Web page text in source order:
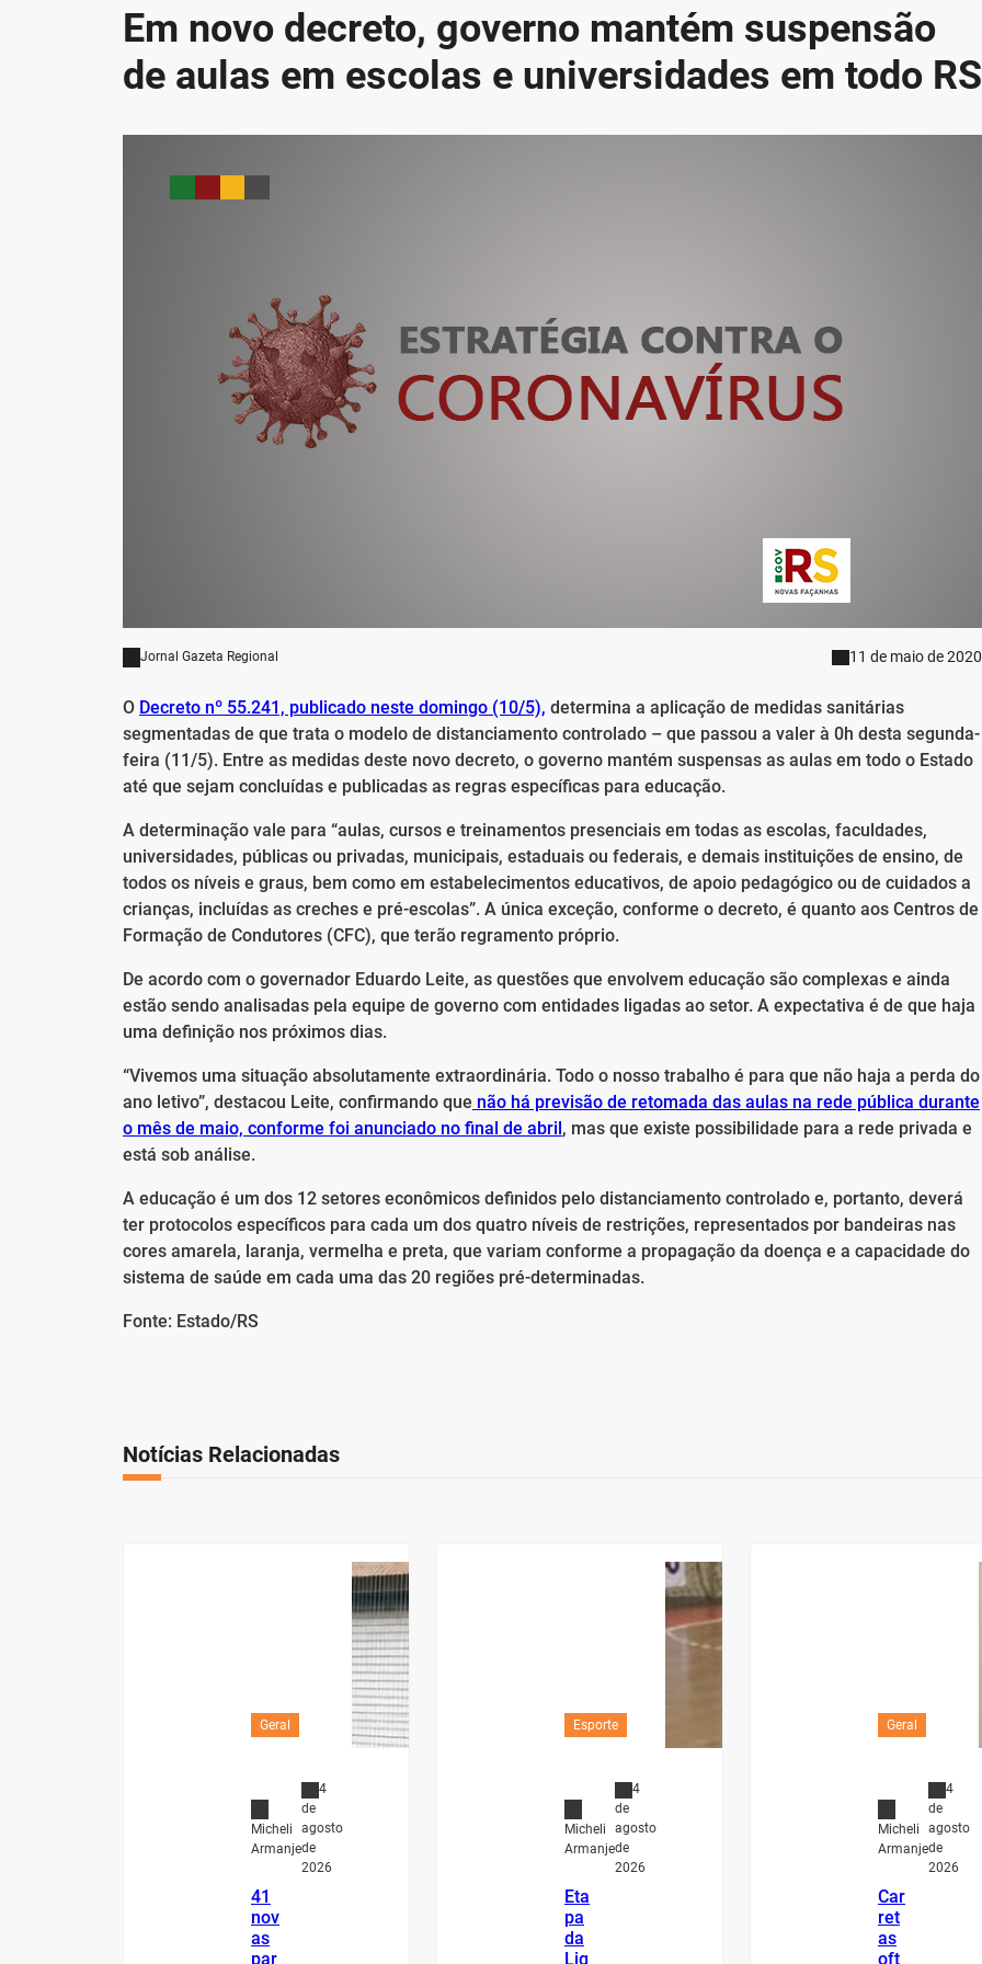
Em novo decreto, governo mantém suspensão
de aulas em escolas e universidades em todo RS
Jornal Gazeta Regional 11 de maio de 2020
O Decreto nº 55.241, publicado neste domingo (10/5), determina a aplicação de medidas sanitárias
segmentadas de que trata o modelo de distanciamento controlado – que passou a valer à 0h desta segunda-
feira (11/5). Entre as medidas deste novo decreto, o governo mantém suspensas as aulas em todo o Estado
até que sejam concluídas e publicadas as regras específicas para educação.
A determinação vale para “aulas, cursos e treinamentos presenciais em todas as escolas, faculdades,
universidades, públicas ou privadas, municipais, estaduais ou federais, e demais instituições de ensino, de
todos os níveis e graus, bem como em estabelecimentos educativos, de apoio pedagógico ou de cuidados a
crianças, incluídas as creches e pré-escolas”. A única exceção, conforme o decreto, é quanto aos Centros de
Formação de Condutores (CFC), que terão regramento próprio.
De acordo com o governador Eduardo Leite, as questões que envolvem educação são complexas e ainda
estão sendo analisadas pela equipe de governo com entidades ligadas ao setor. A expectativa é de que haja
uma definição nos próximos dias.
“Vivemos uma situação absolutamente extraordinária. Todo o nosso trabalho é para que não haja a perda do
ano letivo”, destacou Leite, confirmando que não há previsão de retomada das aulas na rede pública durante
o mês de maio, conforme foi anunciado no final de abril, mas que existe possibilidade para a rede privada e
está sob análise.
A educação é um dos 12 setores econômicos definidos pelo distanciamento controlado e, portanto, deverá
ter protocolos específicos para cada um dos quatro níveis de restrições, representados por bandeiras nas
cores amarela, laranja, vermelha e preta, que variam conforme a propagação da doença e a capacidade do
sistema de saúde em cada uma das 20 regiões pré-determinadas.
Fonte: Estado/RS
Notícias Relacionadas
Geral
Micheli
Armanje
4
de
agosto
de
2026
41
nov
as
par
Esporte
Micheli
Armanje
4
de
agosto
de
2026
Eta
pa
da
Lig
Geral
Micheli
Armanje
4
de
agosto
de
2026
Car
ret
as
oft